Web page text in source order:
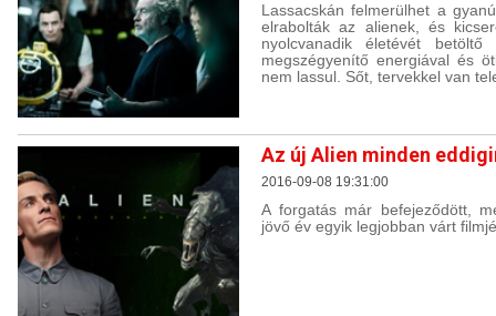
Lassacskán felmerülhet a
elrabolták az alienek, és
nyolcvanadik életévét
megszégyenítő energiával és
nem lassul. Sőt, tervekkel van
Az új Alien minden
2016-09-08 19:31:00
A forgatás már befejeződött,
jövő év egyik legjobban várt